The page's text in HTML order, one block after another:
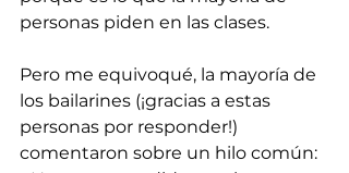
personas piden en las clases.
Pero me equivoqué, la mayoría de
los bailarines (¡gracias a estas
personas por responder!)
comentaron sobre un hilo común: